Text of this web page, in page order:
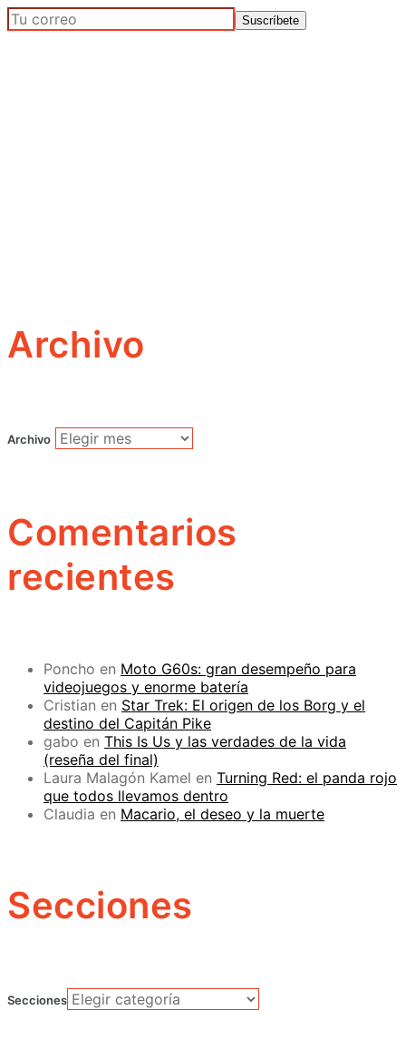
Archivo
Archivo
Comentarios
recientes
Poncho en Moto G60s: gran desempeño para
videojuegos y enorme batería
Cristian en Star Trek: El origen de los Borg y el
destino del Capitán Pike
gabo en This Is Us y las verdades de la vida
(reseña del final)
Laura Malagón Kamel en Turning Red: el panda rojo
que todos llevamos dentro
Claudia en Macario, el deseo y la muerte
Secciones
Secciones